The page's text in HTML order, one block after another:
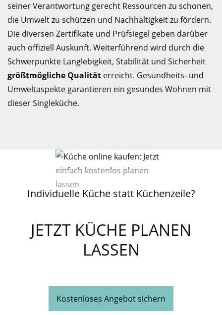
seiner Verantwortung gerecht Ressourcen zu schonen,
die Umwelt zu schützen und Nachhaltigkeit zu fördern.
Die diversen Zertifikate und Prüfsiegel geben darüber
auch offiziell Auskunft. Weiterführend wird durch die
Schwerpunkte Langlebigkeit, Stabilität und Sicherheit
größtmögliche Qualität erreicht. Gesundheits- und
Umweltaspekte garantieren ein gesundes Wohnen mit
dieser Singleküche.
Individuelle Küche statt Küchenzeile?
JETZT KÜCHE PLANEN
LASSEN
Kostenloses Angebot sichern